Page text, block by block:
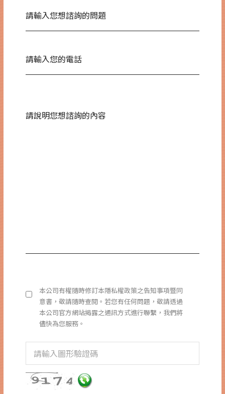
本公司有權隨時修訂本隱私權政策之告知事項暨同
意書，敬請隨時查閱。若您有任何問題，敬請透過
本公司官方網站揭露之通訊方式進行聯繫，我們將
儘快為您服務。